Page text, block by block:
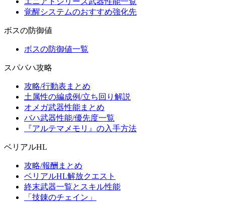
覚醒システムのおすすめ強化先
ボスの防御値
ボスの防御値一覧
スパバハ攻略
攻略/行動表まとめ
土属性の編成例/立ち回り解説
オメガ武器性能まとめ
バハ武器性能/優先度一覧
『アルテマメモリ』の入手方法
ベリアルHL
攻略/報酬まとめ
ベリアルHL解放クエスト
終末武器一覧とスキル性能
「技錬のチェイン」